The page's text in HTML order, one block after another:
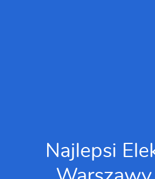
Najlepsi